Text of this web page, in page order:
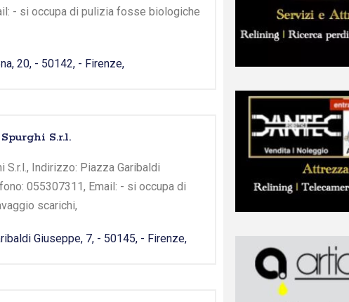
- si occupa di pulizia fosse biologiche
20, - 50142, - Firenze,
S.r.l.
Indirizzo: Piazza Garibaldi
055307311, Email: - si occupa di
scarichi,
Giuseppe, 7, - 50145, - Firenze,